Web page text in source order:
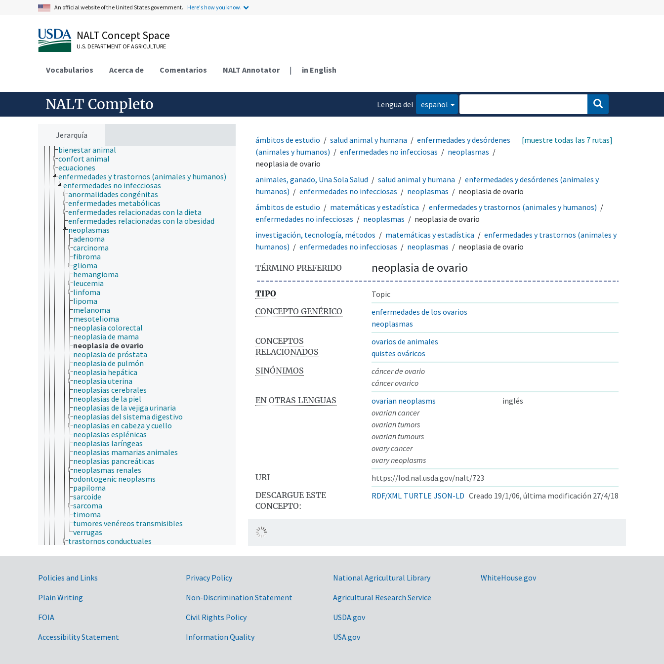
An official website of the United States government. Here's how you know.
NALT Concept Space
U.S. DEPARTMENT OF AGRICULTURE
Vocabularios Acerca de Comentarios NALT Annotator | in English
NALT Completo
Lengua del
español
Jerarquía
geología
histología
histopatología
historia
horticultura
matemáticas y estadística
análisis de datos
análisis de elemento finito
anatomía animal
bienestar animal
confort animal
ecuaciones
enfermedades y trastornos (animales y humanos)
enfermedades no infecciosas
anormalidades congénitas
enfermedades metabólicas
enfermedades relacionadas con la dieta
enfermedades relacionadas con la obesidad
neoplasmas
adenoma
carcinoma
fibroma
glioma
hemangioma
leucemia
linfoma
lipoma
melanoma
mesotelioma
neoplasia colorectal
neoplasia de mama
neoplasia de ovario
neoplasia de próstata
neoplasia de pulmón
neoplasia hepática
neoplasia uterina
neoplasias cerebrales
neoplasias de la piel
neoplasias de la vejiga urinaria
neoplasias del sistema digestivo
neoplasias en cabeza y cuello
neoplasias esplénicas
neoplasias laríngeas
neoplasias mamarias animales
neoplasias pancreáticas
neoplasmas renales
odontogenic neoplasms
papiloma
sarcoide
sarcoma
timoma
tumores venéreos transmisibles
verrugas
trastornos conductuales
estadística
funciones de edafotransferancia
métodos analíticos
modelos matemáticos
medicina veterinaria
ámbitos de estudio salud animal y humana
enfermedades y desórdenes
(animales y humanos)
enfermedades no infecciosas
neoplasmas
neoplasia de ovario
[muestre todas las 7 rutas]
animales, ganado, Una Sola Salud salud animal y humana
enfermedades y desórdenes (animales y
humanos)
enfermedades no infecciosas neoplasmas
neoplasia de ovario
ámbitos de estudio
matemáticas y estadística
enfermedades y trastornos (animales y humanos)
enfermedades no infecciosas
neoplasmas
neoplasia de ovario
investigación, tecnología, métodos
matemáticas y estadística
enfermedades y trastornos (animales y
humanos)
enfermedades no infecciosas neoplasmas neoplasia de ovario
TÉRMINO PREFERIDO neoplasia de ovario
TIPO
Topic
CONCEPTO GENÉRICO
enfermedades de los ovarios
neoplasmas
CONCEPTOS
RELACIONADOS
ovarios de animales
quistes ováricos
SINÓNIMOS
cáncer de ovario
cáncer ovarico
EN OTRAS LENGUAS
ovarian neoplasms
inglés
ovarian cancer
ovarian tumors
ovarian tumours
ovary cancer
ovary neoplasms
URI
https://lod.nal.usda.gov/nalt/723
DESCARGUE ESTE
CONCEPTO:
RDF/XML TURTLE JSON-LD Creado 19/1/06, última modificación 27/4/18
Government Links
Policies and Links
Plain Writing
FOIA
Accessibility Statement
Privacy Policy
Non-Discrimination Statement
Civil Rights Policy
Information Quality
National Agricultural Library
Agricultural Research Service
USDA.gov
USA.gov
WhiteHouse.gov